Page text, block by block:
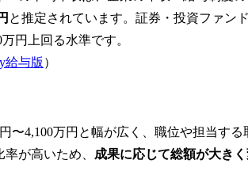
ーに関するよくある質問
キーは激務ですか？
ーへは未経験から転職できますか？
と推定されています。証券・投資ファン
円上回る水準です。
給与版 ）
〜4,100万円と幅が広く、職位や担当す
が高いため、 成果に応じて総額が大き